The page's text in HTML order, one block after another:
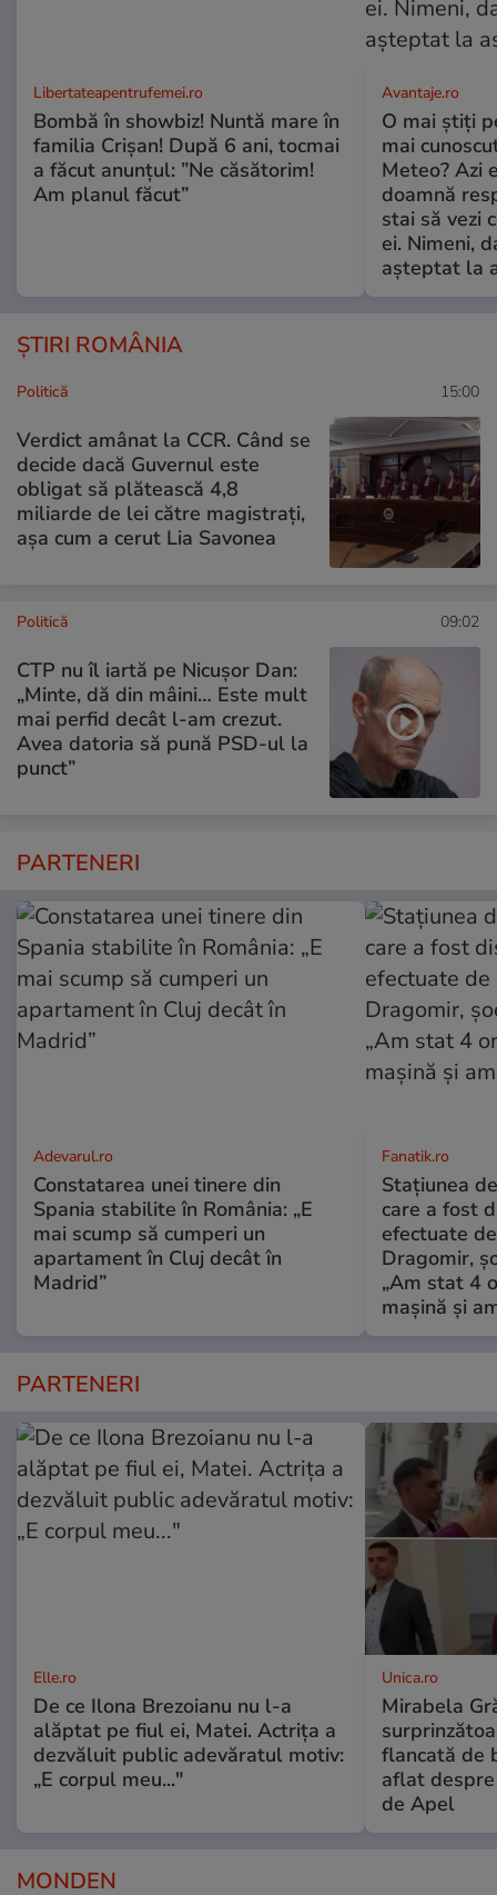
Libertateapentrufemei.ro
Bombă în showbiz! Nuntă mare în
familia Crișan! După 6 ani, tocmai
a făcut anunțul: ”Ne căsătorim!
Am planul făcut”
Avantaje.ro
O mai știți
mai
Meteo? Azi
doamnă
stai să vezi
ei. Nimeni,
așteptat la
ȘTIRI ROMÂNIA
Politică 15:00
Verdict amânat la CCR. Când se
decide dacă Guvernul este
obligat să plătească 4,8
miliarde de lei către magistrați,
așa cum a cerut Lia Savonea
Politică 09:02
CTP nu îl iartă pe Nicușor Dan:
„Minte, dă din mâini… Este mult
mai perfid decât l-am crezut.
Avea datoria să pună PSD-ul la
punct”
PARTENERI
Adevarul.ro
Constatarea unei tinere din
Spania stabilite în România: „E
mai scump să cumperi un
apartament în Cluj decât în
Madrid”
Fanatik.ro
Stațiunea
care a fost
efectuate
Dragomir,
„Am stat 4
mașină și
PARTENERI
Elle.ro
De ce Ilona Brezoianu nu l-a
alăptat pe fiul ei, Matei. Actrița a
dezvăluit public adevăratul motiv:
„E corpul meu..."
Unica.ro
Mirabela
flancată de
aflat
de Apel
MONDEN